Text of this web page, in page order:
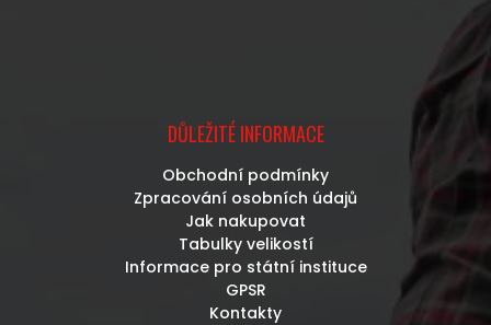
DŮLEŽITÉ INFORMACE
Obchodní podmínky
Zpracování osobních údajů
Jak nakupovat
Tabulky velikostí
Informace pro státní instituce
GPSR
Kontakty